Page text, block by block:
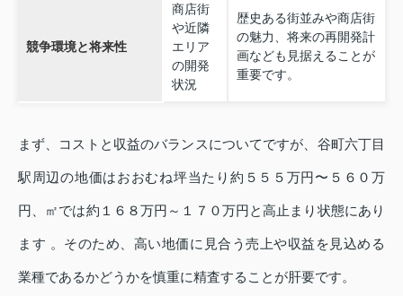
競争環境と将来性
商店街
や近隣
エリア
の開発
状況
歴史ある街並みや商店街
の魅力、将来の再開発計
画なども見据えることが
重要です。
まず、コストと収益のバランスについてですが、谷町六丁目
駅周辺の地価はおおむね坪当たり約５５５万円〜５６０万
円、㎡では約１６８万円～１７０万円と高止まり状態にあり
ます 。そのため、高い地価に見合う売上や収益を見込める
業種であるかどうかを慎重に精査することが肝要です。